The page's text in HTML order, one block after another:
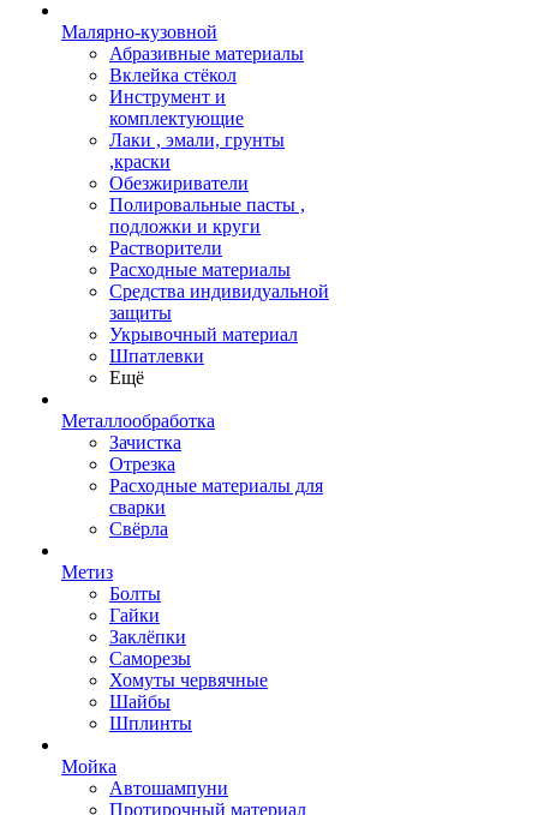
Малярно-кузовной
Абразивные материалы
Вклейка стёкол
Инструмент и
комплектующие
Лаки , эмали, грунты
,краски
Обезжириватели
Полировальные пасты ,
подложки и круги
Растворители
Расходные материалы
Средства индивидуальной
защиты
Укрывочный материал
Шпатлевки
Ещё
Металлообработка
Зачистка
Отрезка
Расходные материалы для
сварки
Свёрла
Метиз
Болты
Гайки
Заклёпки
Саморезы
Хомуты червячные
Шайбы
Шплинты
Мойка
Автошампуни
Протирочный материал